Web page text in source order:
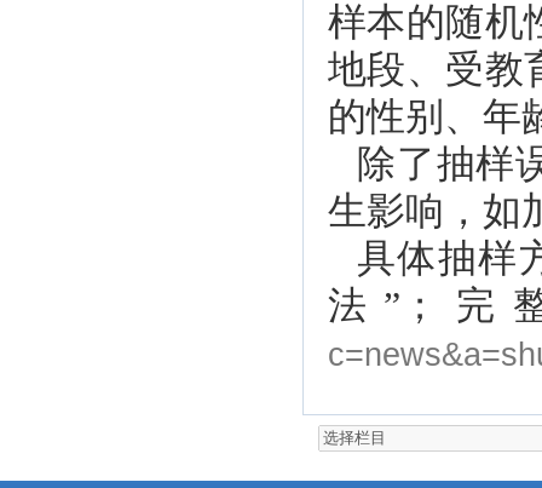
样本的随机
地段、受教
的性别、年
除了抽样
生影响，如
具体抽样
法”；完